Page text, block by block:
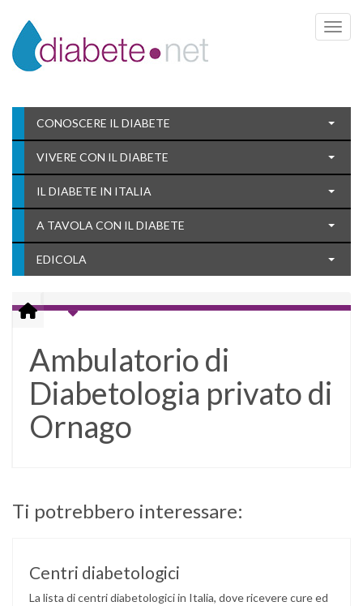
Toggle
CONOSCERE IL DIABETE
VIVERE CON IL DIABETE
IL DIABETE IN ITALIA
A TAVOLA CON IL DIABETE
EDICOLA
Ambulatorio di
Diabetologia privato di
Ornago
Ti potrebbero interessare:
Centri diabetologici
La lista di centri diabetologici in Italia, dove ricevere cure ed